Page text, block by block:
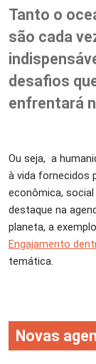
Tanto o
são cada
desafios
enfrentará
Ou seja, a
à vida fornecidos
econômica,
destaque na
planeta, a
Engajamento
temática.
Novas